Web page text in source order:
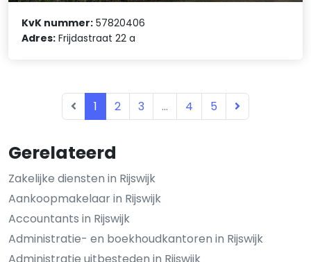
Gerelateerd
Zakelijke diensten in Rijswijk
Aankoopmakelaar in Rijswijk
Accountants in Rijswijk
Administratie- en boekhoudkantoren in Rijswijk
Administratie uitbesteden in Rijswijk
KvK nummer: 57820406
Adres: Frijdastraat 22 a
1 2 3 ... 4 5